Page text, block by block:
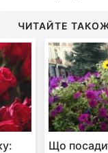
ЧИТАЙТЕ
Що